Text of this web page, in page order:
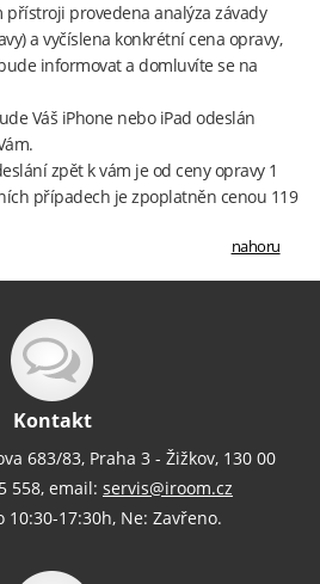
přístroji provedena analýza závady
a vyčíslena konkrétní cena opravy,
informovat a domluvíte se na
Váš iPhone nebo iPad odeslán
zpět k vám je od ceny opravy 1
případech je zpoplatněn cenou 119
nahoru
Kontakt
683/83, Praha 3 - Žižkov, 130 00
558, email: servis@iroom.cz
10:30-17:30h, Ne: Zavřeno.